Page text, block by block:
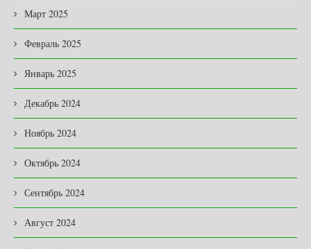
Март 2025
Февраль 2025
Январь 2025
Декабрь 2024
Ноябрь 2024
Октябрь 2024
Сентябрь 2024
Август 2024